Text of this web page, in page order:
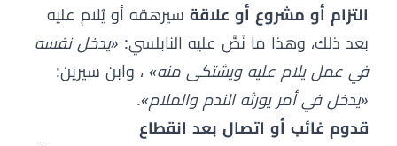
التزام أو مشروع أو علاقة سيرهقه أو يُلام عليه
بعد ذلك، وهذا ما نَصَّ عليه النابلسي: «يدخل نفسه
في عمل يلام عليه ويشتكى منه» ، وابن سيرين:
«يدخل في أمر يورثه الندم والملام».
قدوم غائب أو اتصال بعد انقطاع